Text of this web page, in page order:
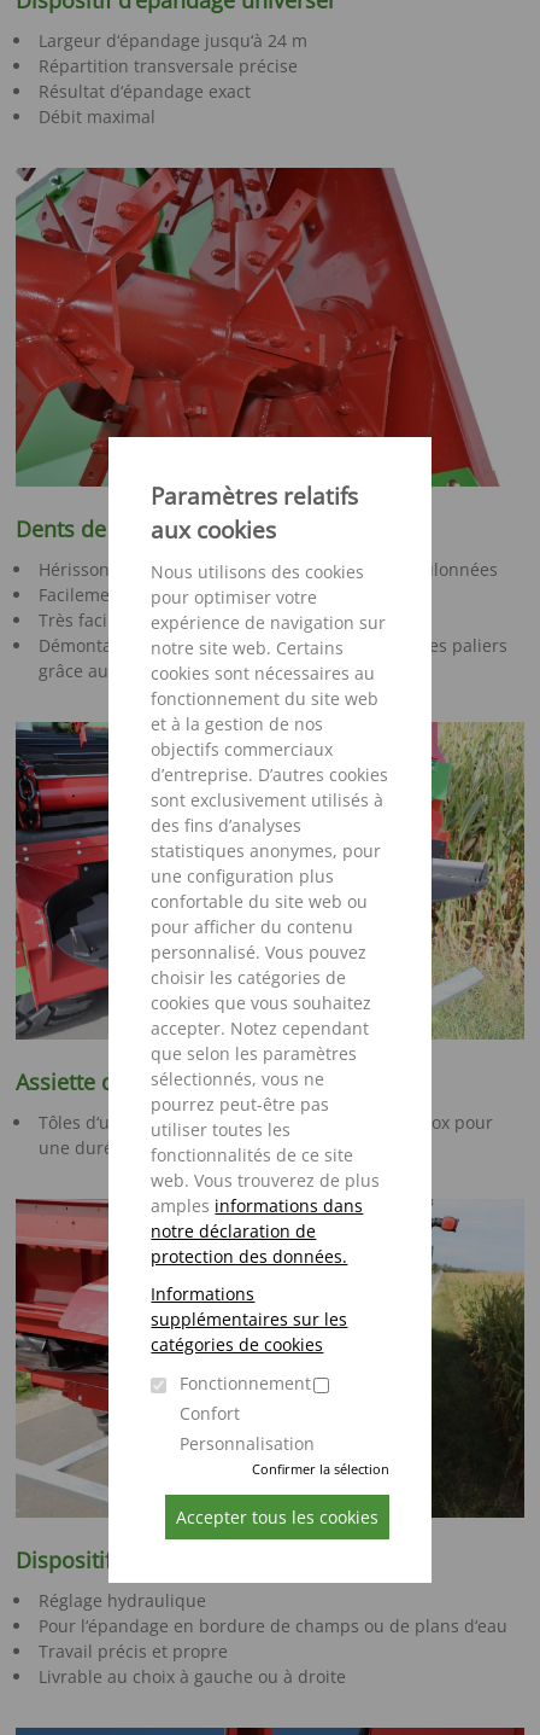
Paramètres relatifs
aux cookies
Nous utilisons des cookies
pour optimiser votre
expérience de navigation sur
notre site web. Certains
cookies sont nécessaires au
fonctionnement du site web
et à la gestion de nos
objectifs commerciaux
d’entreprise. D’autres cookies
sont exclusivement utilisés à
des fins d’analyses
statistiques anonymes, pour
une configuration plus
confortable du site web ou
pour afficher du contenu
personnalisé. Vous pouvez
choisir les catégories de
cookies que vous souhaitez
accepter. Notez cependant
que selon les paramètres
sélectionnés, vous ne
pourrez peut-être pas
utiliser toutes les
fonctionnalités de ce site
web. Vous trouverez de plus
amples informations dans
notre déclaration de
protection des données.
Informations
supplémentaires sur les
catégories de cookies
Fonctionnement
Confort
Personnalisation
Confirmer la sélection
Accepter tous les cookies
Largeur d‘épandage jusqu‘à 24 m
Répartition transversale précise
Résultat d‘épandage exact
Débit maximal
Dents de fraisage
Hérissons segmentés avec dents de fraisage boulonnées
Facilement retournables et échangeables
Très faciles à monter
Démontage simple des hérissons sans dépose des paliers
grâce aux raccords bridés
Assiette d‘éjection
Tôles d‘usure et palettes de distribution en Hardox pour
une durée de vie extrêmement longue
Dispositif d’épandage en bordure
Réglage hydraulique
Pour l‘épandage en bordure de champs ou de plans d‘eau
Travail précis et propre
Livrable au choix à gauche ou à droite